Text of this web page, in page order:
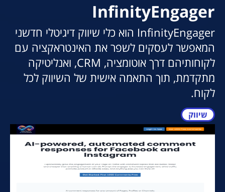
InfinityEngager
InfinityEngager הוא כלי שיווק דיגיטלי חדשני
המאפשר לעסקים לשפר את האינטראקציה עם
לקוחותיהם דרך אוטומציה, CRM, ואנליטיקה
מתקדמת, תוך התאמה אישית של השיווק לכל
לקוח.
שיווק
מעבר לאתר הכלי